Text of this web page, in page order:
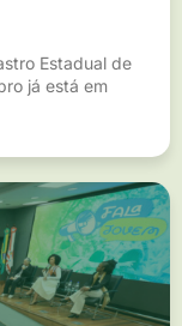
Estadual de
já está em